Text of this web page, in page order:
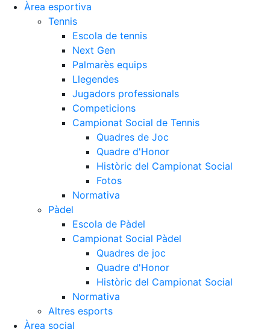
Àrea esportiva
Tennis
Escola de tennis
Next Gen
Palmarès equips
Llegendes
Jugadors professionals
Competicions
Campionat Social de Tennis
Quadres de Joc
Quadre d'Honor
Històric del Campionat Social
Fotos
Normativa
Pàdel
Escola de Pàdel
Campionat Social Pàdel
Quadres de joc
Quadre d'Honor
Històric del Campionat Social
Normativa
Altres esports
Àrea social